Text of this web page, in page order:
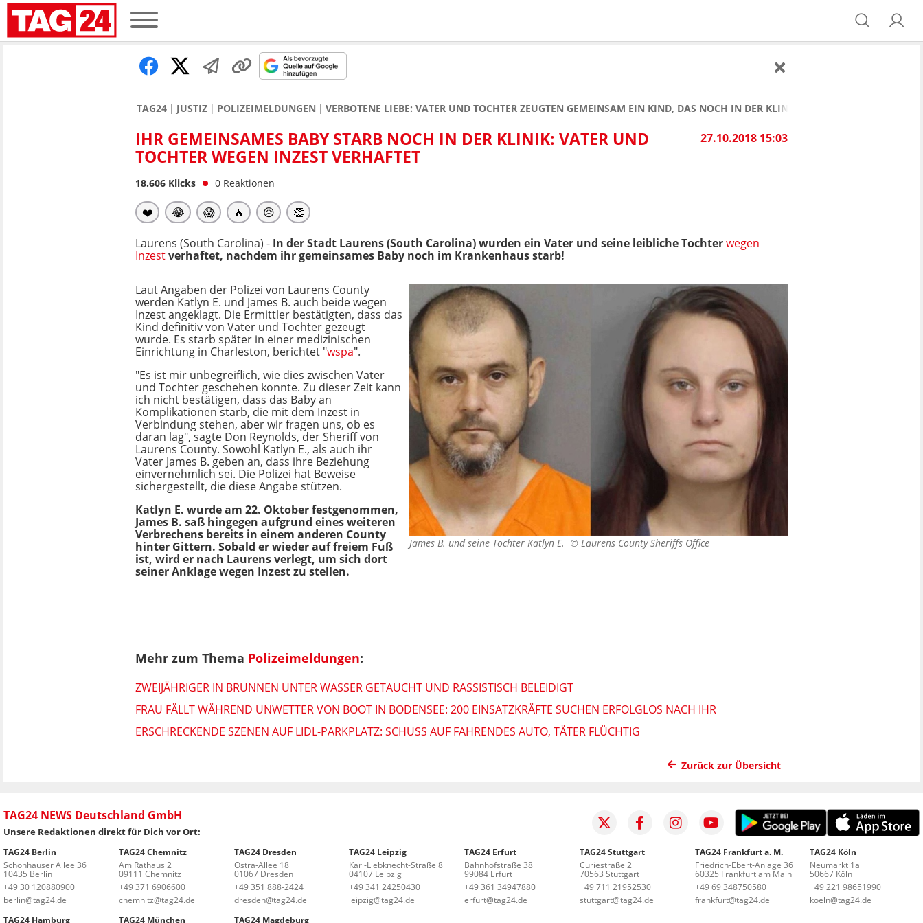
TAG24 JUSTIZ POLIZEIMELDUNGEN VERBOTENE LIEBE: VATER UND TOCHTER ZEUGTEN GEMEINSAM EIN KIND, DAS NOCH IN DER KLINIK STARB
27.10.2018 15:03
IHR GEMEINSAMES BABY STARB NOCH IN DER KLINIK: VATER UND
TOCHTER WEGEN INZEST VERHAFTET
18.606 Klicks 0 Reaktionen
❤️ 😂 😱 🔥 😥 👏
Laurens (South Carolina) - In der Stadt Laurens (South Carolina) wurden ein Vater und seine leibliche Tochterwegen
Inzestverhaftet, nachdem ihr gemeinsames Baby noch im Krankenhaus starb!
James B. und seine Tochter Katlyn E. © Laurens County Sheriffs Office
Laut Angaben der Polizei von Laurens County
werden Katlyn E. und James B. auch beide wegen
Inzest angeklagt. Die Ermittler bestätigten, dass das
Kind definitiv von Vater und Tochter gezeugt
wurde. Es starb später in einer medizinischen
Einrichtung in Charleston, berichtet "wspa".
"Es ist mir unbegreiflich, wie dies zwischen Vater
und Tochter geschehen konnte. Zu dieser Zeit kann
ich nicht bestätigen, dass das Baby an
Komplikationen starb, die mit dem Inzest in
Verbindung stehen, aber wir fragen uns, ob es
daran lag", sagte Don Reynolds, der Sheriff von
Laurens County. Sowohl Katlyn E., als auch ihr
Vater James B. geben an, dass ihre Beziehung
einvernehmlich sei. Die Polizei hat Beweise
sichergestellt, die diese Angabe stützen.
Katlyn E. wurde am 22. Oktober festgenommen,
James B. saß hingegen aufgrund eines weiteren
Verbrechens bereits in einem anderen County
hinter Gittern. Sobald er wieder auf freiem Fuß
ist, wird er nach Laurens verlegt, um sich dort
seiner Anklage wegen Inzest zu stellen.
Mehr zum Thema Polizeimeldungen:
ZWEIJÄHRIGER IN BRUNNEN UNTER WASSER GETAUCHT UND RASSISTISCH BELEIDIGT
FRAU FÄLLT WÄHREND UNWETTER VON BOOT IN BODENSEE: 200 EINSATZKRÄFTE SUCHEN ERFOLGLOS NACH IHR
ERSCHRECKENDE SZENEN AUF LIDL-PARKPLATZ: SCHUSS AUF FAHRENDES AUTO, TÄTER FLÜCHTIG
Zurück zur Übersicht
TAG24 NEWS Deutschland GmbH
Unsere Redaktionen direkt für Dich vor Ort:
TAG24 Berlin
Schönhauser Allee 36
10435 Berlin
+49 30 120880900
berlin@tag24.de
TAG24 Chemnitz
Am Rathaus 2
09111 Chemnitz
+49 371 6906600
chemnitz@tag24.de
TAG24 Dresden
Ostra-Allee 18
01067 Dresden
+49 351 888-2424
dresden@tag24.de
TAG24 Leipzig
Karl-Liebknecht-Straße 8
04107 Leipzig
+49 341 24250430
leipzig@tag24.de
TAG24 Erfurt
Bahnhofstraße 38
99084 Erfurt
+49 361 34947880
erfurt@tag24.de
TAG24 Stuttgart
Curiestraße 2
70563 Stuttgart
+49 711 21952530
stuttgart@tag24.de
TAG24 Frankfurt a. M.
Friedrich-Ebert-Anlage 36
60325 Frankfurt am Main
+49 69 348750580
frankfurt@tag24.de
TAG24 Köln
Neumarkt 1a
50667 Köln
+49 221 98651990
koeln@tag24.de
TAG24 Hamburg
TAG24 München TAG24 Magdeburg